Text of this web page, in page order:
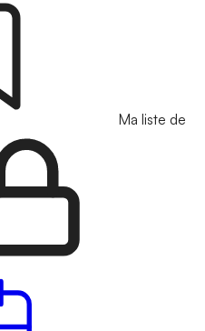
Ma liste de